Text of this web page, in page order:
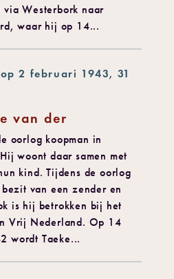
Westerbork naar
waar hij op 14...
2 februari 1943, 31
van der
oorlog koopman in
woont daar samen met
kind. Tijdens de oorlog
van een zender en
is hij betrokken bij het
Vrij Nederland. Op 14
wordt Taeke...